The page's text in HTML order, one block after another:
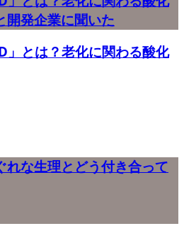
開発企業に聞いた
」とは？老化に関わる酸化
れな生理とどう付き合って